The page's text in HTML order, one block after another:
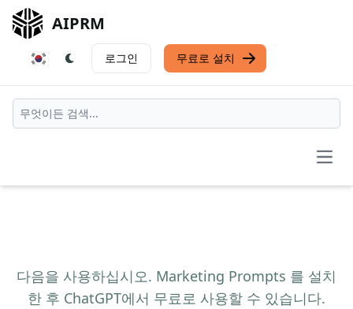
AIPRM
로그인 무료로 설치
다음을 사용하십시오. Marketing Prompts 를 설치
한 후 ChatGPT에서 무료로 사용할 수 있습니다.